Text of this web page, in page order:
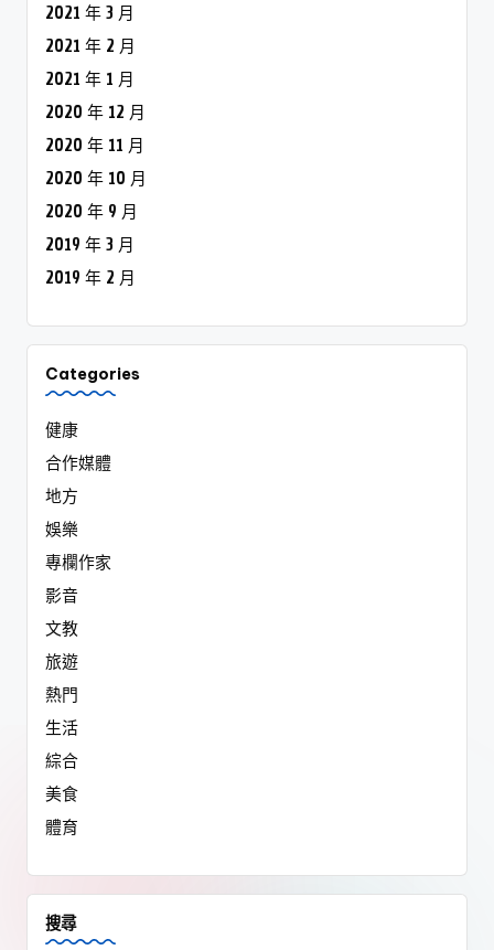
2021 年 3 月
2021 年 2 月
2021 年 1 月
2020 年 12 月
2020 年 11 月
2020 年 10 月
2020 年 9 月
2019 年 3 月
2019 年 2 月
Categories
健康
合作媒體
地方
娛樂
專欄作家
影音
文教
旅遊
熱門
生活
綜合
美食
體育
搜尋